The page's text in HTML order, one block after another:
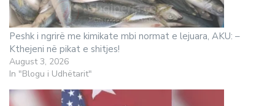
Peshk i ngrirë me kimikate mbi normat e lejuara, AKU: –
Kthejeni në pikat e shitjes!
August 3, 2026
In "Blogu i Udhëtarit"